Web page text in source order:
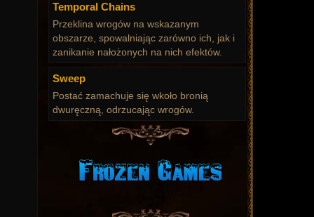
Temporal Chains
Przeklina wrogów na wskazanym
obszarze, spowalniając zarówno ich, jak i
zanikanie nałożonych na nich efektów.
Sweep
Postać zamachuje się wkoło bronią
dwuręczną, odrzucając wrogów.